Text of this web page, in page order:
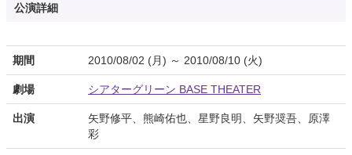
公演詳細
期間 2010/08/02 (月) ～ 2010/08/10 (火)
劇場 シアターグリーン BASE THEATER
出演
矢野修平、熊崎佑也、星野良明、矢野奨吾、原澤
彩